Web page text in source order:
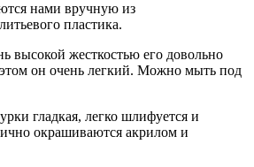
нами вручную из
пластика.
высокой жесткостью его довольно
он очень легкий. Можно мыть под
гладкая, легко шлифуется и
окрашиваются акрилом и